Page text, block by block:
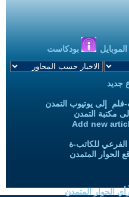
الموبايل بودكاست
جديد
فلم إلى يوتيوب التمدن
مكتبة التمدن
Add new
الفرعي للكاتب-ة
الحوار المتمدن
الحوار المتمدن